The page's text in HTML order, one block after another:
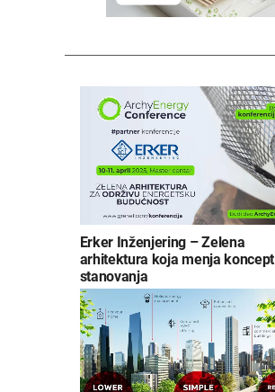
Erker Inženjering – Zelena
arhitektura koja menja koncept
stanovanja